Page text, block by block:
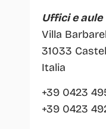
Uffici e aule
Villa
31033
Italia
+39 0423
+39 0423